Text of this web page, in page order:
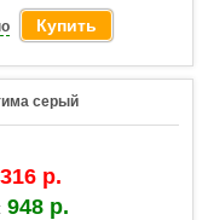
Купить
серый
316 р.
948 р.